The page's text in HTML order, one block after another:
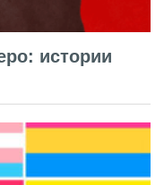
истории